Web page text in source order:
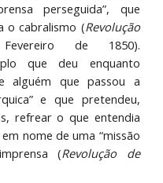
perseguida”, que
o cabralismo (Revolução
de 1850).
que deu enquanto
alguém que passou a
e que pretendeu,
refrear o que entendia
nome de uma “missão
(Revolução de